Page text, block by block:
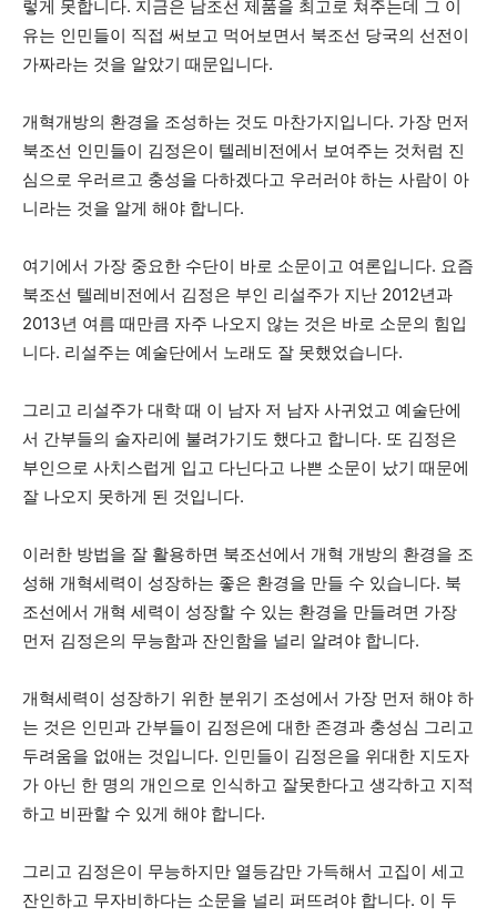
렇게 못합니다. 지금은 남조선 제품을 최고로 쳐주는데 그 이
유는 인민들이 직접 써보고 먹어보면서 북조선 당국의 선전이
가짜라는 것을 알았기 때문입니다.
개혁개방의 환경을 조성하는 것도 마찬가지입니다. 가장 먼저
북조선 인민들이 김정은이 텔레비전에서 보여주는 것처럼 진
심으로 우러르고 충성을 다하겠다고 우러러야 하는 사람이 아
니라는 것을 알게 해야 합니다.
여기에서 가장 중요한 수단이 바로 소문이고 여론입니다. 요즘
북조선 텔레비전에서 김정은 부인 리설주가 지난 2012년과
2013년 여름 때만큼 자주 나오지 않는 것은 바로 소문의 힘입
니다. 리설주는 예술단에서 노래도 잘 못했었습니다.
그리고 리설주가 대학 때 이 남자 저 남자 사귀었고 예술단에
서 간부들의 술자리에 불려가기도 했다고 합니다. 또 김정은
부인으로 사치스럽게 입고 다닌다고 나쁜 소문이 났기 때문에
잘 나오지 못하게 된 것입니다.
이러한 방법을 잘 활용하면 북조선에서 개혁 개방의 환경을 조
성해 개혁세력이 성장하는 좋은 환경을 만들 수 있습니다. 북
조선에서 개혁 세력이 성장할 수 있는 환경을 만들려면 가장
먼저 김정은의 무능함과 잔인함을 널리 알려야 합니다.
개혁세력이 성장하기 위한 분위기 조성에서 가장 먼저 해야 하
는 것은 인민과 간부들이 김정은에 대한 존경과 충성심 그리고
두려움을 없애는 것입니다. 인민들이 김정은을 위대한 지도자
가 아닌 한 명의 개인으로 인식하고 잘못한다고 생각하고 지적
하고 비판할 수 있게 해야 합니다.
그리고 김정은이 무능하지만 열등감만 가득해서 고집이 세고
잔인하고 무자비하다는 소문을 널리 퍼뜨려야 합니다. 이 두